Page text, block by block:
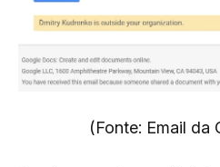
(Fonte: Email da